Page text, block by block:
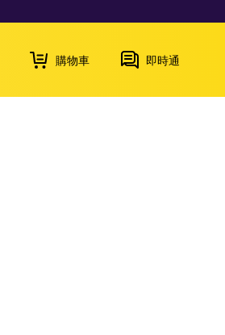
購物車 即時通